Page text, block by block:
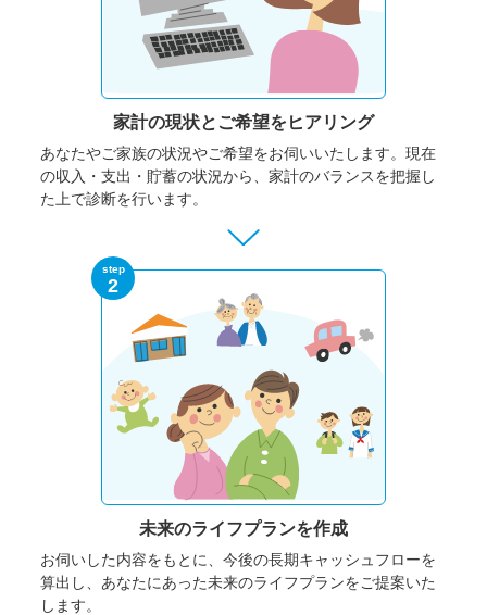
家計の現状と ご希望をヒアリング
あなたやご家族の状況やご希望をお伺いいたします。 現在
の収入・支出・貯蓄の状況から、家計のバランスを把握し
た上で診断を行います。
step
2
未来のライフプランを作成
お伺いした内容をもとに、今後の長期キャッシュフローを
算出し、あなたにあった未来のライフプランをご提案いた
します。